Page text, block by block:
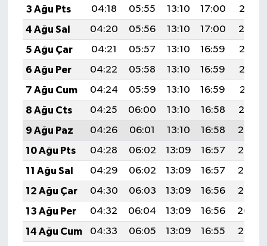
3 Ağu Pts
04:18 05:55 13:10 17:00
20:15
4 Ağu Sal
04:20 05:56 13:10 17:00
20:14
5 Ağu Çar
04:21 05:57 13:10 16:59
20:13
6 Ağu Per
04:22 05:58 13:10 16:59
20:12
7 Ağu Cum
04:24 05:59 13:10 16:59
20:11
8 Ağu Cts
04:25 06:00 13:10 16:58
20:10
9 Ağu Paz
04:26 06:01 13:10 16:58
20:08
10 Ağu Pts
04:28 06:02 13:09 16:57
20:07
11 Ağu Sal
04:29 06:02 13:09 16:57
20:06
12 Ağu Çar
04:30 06:03 13:09 16:56
20:05
13 Ağu Per
04:32 06:04 13:09 16:56
20:04
14 Ağu Cum
04:33 06:05 13:09 16:55
20:02